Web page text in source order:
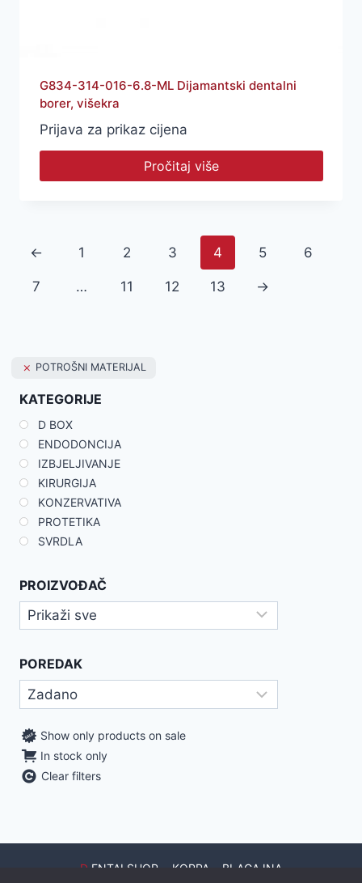
G834-314-016-6.8-ML Dijamantski dentalni
borer, višekra
Prijava za prikaz cijena
Pročitaj više
← 1 2 3 4 5 6
7 … 11 12 13 →
POTROŠNI MATERIJAL
KATEGORIJE
D BOX
ENDODONCIJA
IZBJELJIVANJE
KIRURGIJA
KONZERVATIVA
PROTETIKA
SVRDLA
PROIZVOĐAČ
POREDAK
Show only products on sale
In stock only
Clear filters
D ENTALSHOP KORPA BLAGAJNA